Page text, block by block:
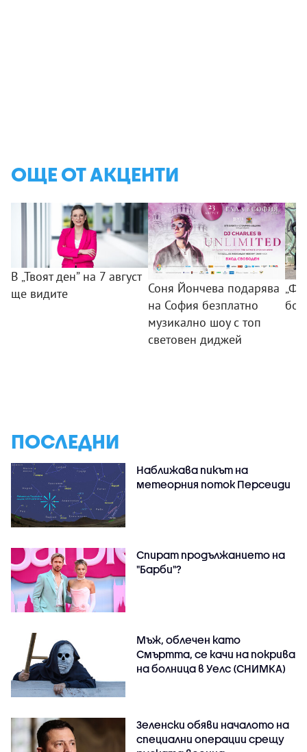
ОЩЕ ОТ АКЦЕНТИ
В „Твоят ден” на 7 август
ще видите
Соня Йончева подарява
на София безплатно
музикално шоу с топ
световен диджей
ПОСЛЕДНИ
Наближава пикът на
метеорния поток Персеиди
Спират продължанието на
"Барби"?
Мъж, облечен като
Смъртта, се качи на покрива
на болница в Уелс (СНИМКА)
Зеленски обяви началото на
специални операции срещу